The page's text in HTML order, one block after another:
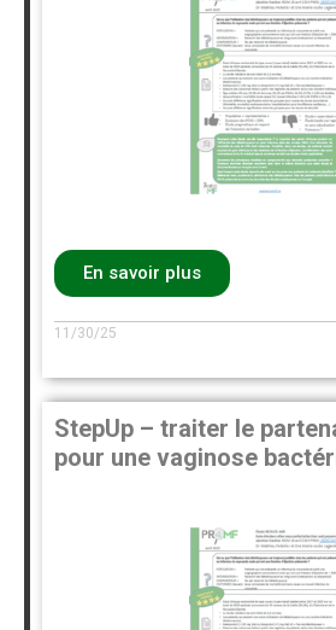
En savoir plus
11/30/25
StepUp – traiter le
pour une vaginose